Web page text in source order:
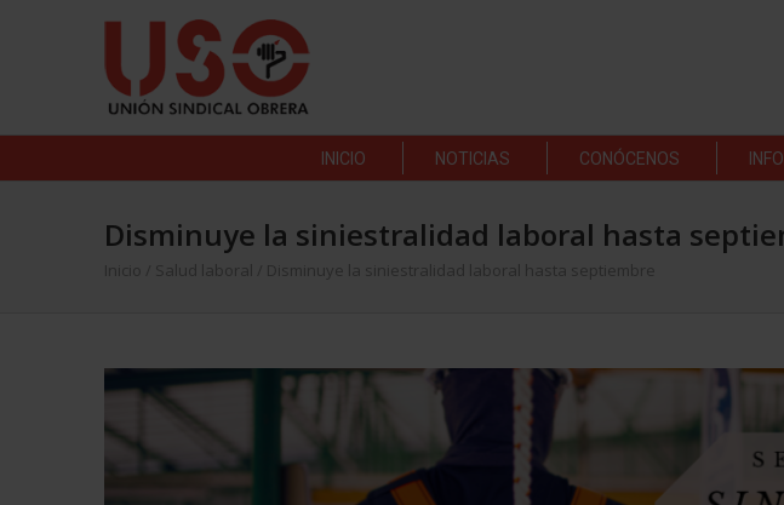
INICIO NOTICIAS CONÓCENOS
Disminuye la siniestralidad laboral hasta
Inicio Salud laboral Disminuye la siniestralidad laboral hasta septiembre